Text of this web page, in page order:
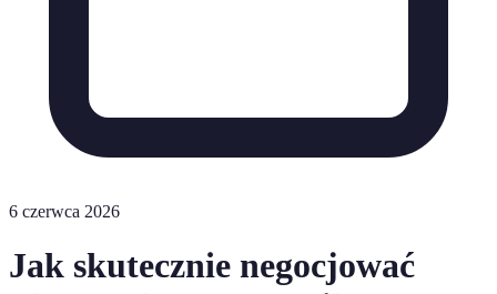
6 czerwca 2026
Jak skutecznie negocjować